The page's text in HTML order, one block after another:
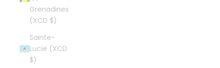
Grenadines
(XCD $)
Sainte-
Lucie (XCD
$)